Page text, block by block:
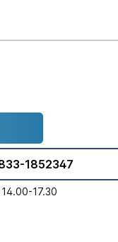
1852347
17.30